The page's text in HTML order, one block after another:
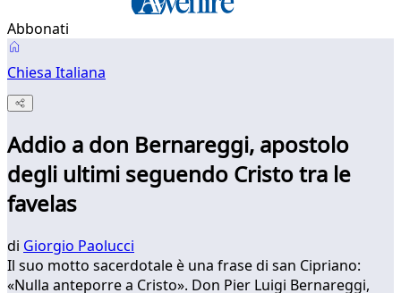
Abbonati
Chiesa Italiana
Addio a don Bernareggi, apostolo
degli ultimi seguendo Cristo tra le
favelas
di Giorgio Paolucci
Il suo motto sacerdotale è una frase di san Cipriano:
«Nulla anteporre a Cristo». Don Pier Luigi Bernareggi,